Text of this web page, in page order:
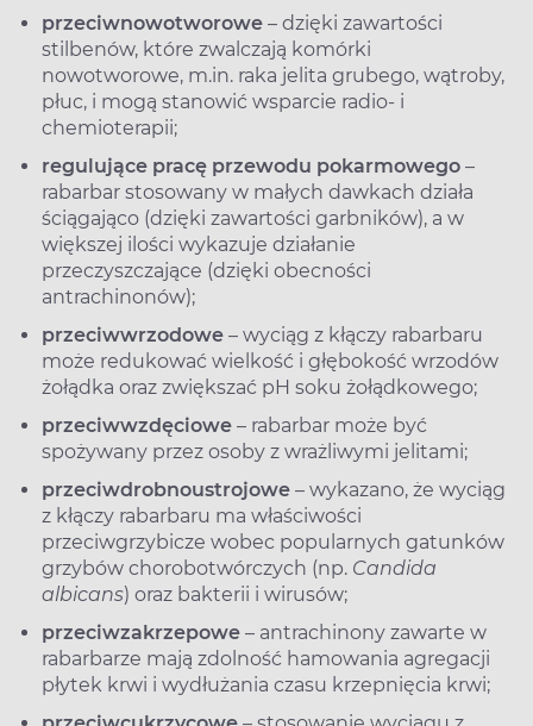
przeciwnowotworowe – dzięki zawartości
stilbenów, które zwalczają komórki
nowotworowe, m.in. raka jelita grubego, wątroby,
płuc, i mogą stanowić wsparcie radio- i
chemioterapii;
regulujące pracę przewodu pokarmowego –
rabarbar stosowany w małych dawkach działa
ściągająco (dzięki zawartości garbników), a w
większej ilości wykazuje działanie
przeczyszczające (dzięki obecności
antrachinonów);
przeciwwrzodowe – wyciąg z kłączy rabarbaru
może redukować wielkość i głębokość wrzodów
żołądka oraz zwiększać pH soku żołądkowego;
przeciwwzdęciowe – rabarbar może być
spożywany przez osoby z wrażliwymi jelitami;
przeciwdrobnoustrojowe – wykazano, że wyciąg
z kłączy rabarbaru ma właściwości
przeciwgrzybicze wobec popularnych gatunków
grzybów chorobotwórczych (np. Candida
albicans) oraz bakterii i wirusów;
przeciwzakrzepowe – antrachinony zawarte w
rabarbarze mają zdolność hamowania agregacji
płytek krwi i wydłużania czasu krzepnięcia krwi;